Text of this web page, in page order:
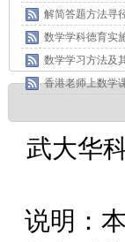
解简答题方法寻
数学学科德育实
数学学习方法及
香港老师上数学
武大华
说明：